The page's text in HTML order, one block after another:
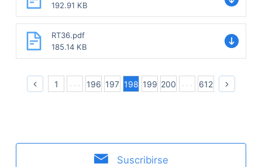
192.91 KB
RT36.pdf
185.14 KB
1 196 197 198 199 200 612
Suscribirse